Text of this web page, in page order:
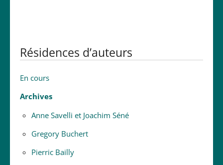
Résidences d’auteurs
En cours
Archives
Anne Savelli et Joachim Séné
Gregory Buchert
Pierric Bailly